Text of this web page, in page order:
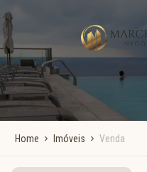
Home Imóveis Venda